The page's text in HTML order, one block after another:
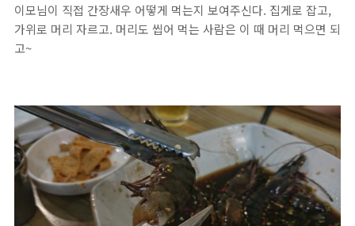
이모님이 직접 간장새우 어떻게 먹는지 보여주신다. 집게로 잡고,
가위로 머리 자르고. 머리도 씹어 먹는 사람은 이 때 머리 먹으면 되
고~